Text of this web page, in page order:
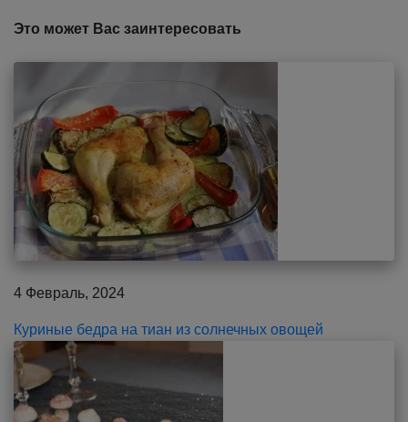
Это может Вас заинтересовать
4 Февраль, 2024
Куриные бедра на тиан из солнечных овощей